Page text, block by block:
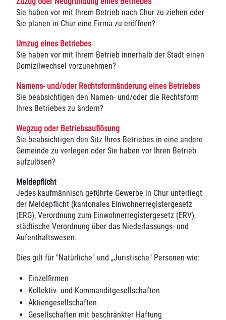
Sie haben vor mit Ihrem Betrieb nach Chur zu ziehen oder
Sie planen in Chur eine Firma zu eröffnen?
Umzug eines Betriebes
Sie haben vor mit Ihrem Betrieb innerhalb der Stadt einen
Domizilwechsel vorzunehmen?
Namens- und/oder Rechtsformänderung eines Betriebes
Sie beabsichtigen den Namen- und/oder die Rechtsform
Ihres Betriebes zu ändern?
Wegzug oder Betriebsauflösung
Sie beabsichtigen den Sitz Ihres Betriebes in eine andere
Gemeinde zu verlegen oder Sie haben vor Ihren Betrieb
aufzulösen?
Meldepflicht
Jedes kaufmännisch geführte Gewerbe in Chur unterliegt
der Meldepflicht (kantonales Einwohnerregistergesetz
(ERG), Verordnung zum Einwohnerregistergesetz (ERV),
städtische Verordnung über das Niederlassungs- und
Aufenthaltswesen.
Dies gilt für "Natürliche" und „Juristische" Personen wie:
Einzelfirmen
Kollektiv- und Kommanditgesellschaften
Aktiengesellschaften
Gesellschaften mit beschränkter Haftung